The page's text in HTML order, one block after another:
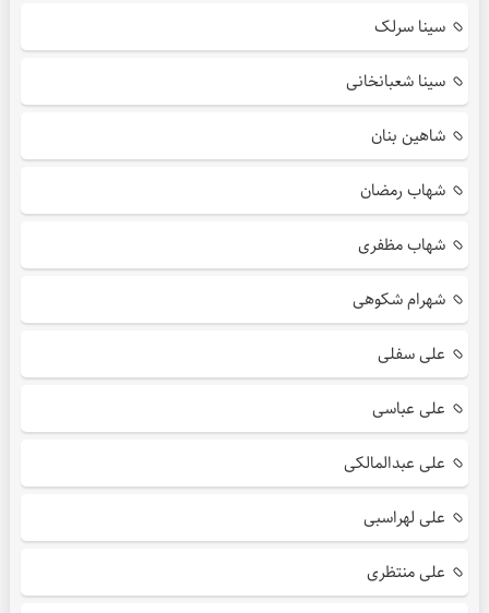
سینا سرلک
سینا شعبانخانی
شاهین بنان
شهاب رمضان
شهاب مظفری
شهرام شکوهی
علی سفلی
علی عباسی
علی عبدالمالکی
علی لهراسبی
علی منتظری